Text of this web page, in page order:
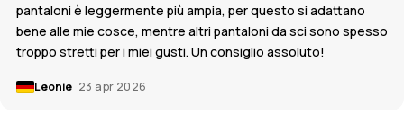
pantaloni è leggermente più ampia, per questo si adattano
bene alle mie cosce, mentre altri pantaloni da sci sono spesso
troppo stretti per i miei gusti. Un consiglio assoluto!
Leonie 23 apr 2026